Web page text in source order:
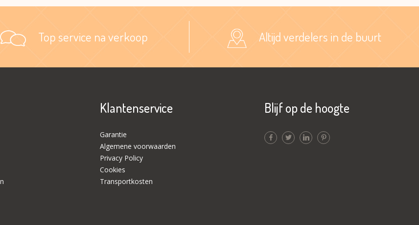
Top service na verkoop Altijd verdelers in de buurt
Klantenservice
Garantie
Algemene voorwaarden
Privacy Policy
Cookies
Transportkosten
Blijf op de hoogte